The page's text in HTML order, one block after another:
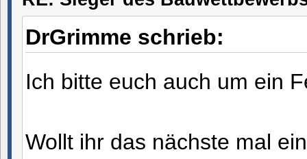
DrGrimme schrieb:
Ich bitte euch auch um ein
Wollt ihr das nächste mal